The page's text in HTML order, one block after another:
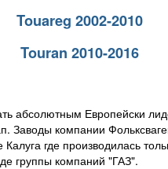
Touareg 2002-2010
Touran 2010-2016
абсолютным Европейски
Заводы компании
где производилась
группы компаний "ГАЗ".